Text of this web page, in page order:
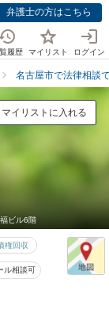
弁護士の方はこちら
履歴 マイリスト ログイン
名古屋市で法律相談
マイリストに入れる
ビル6階
権回収
ル相談可